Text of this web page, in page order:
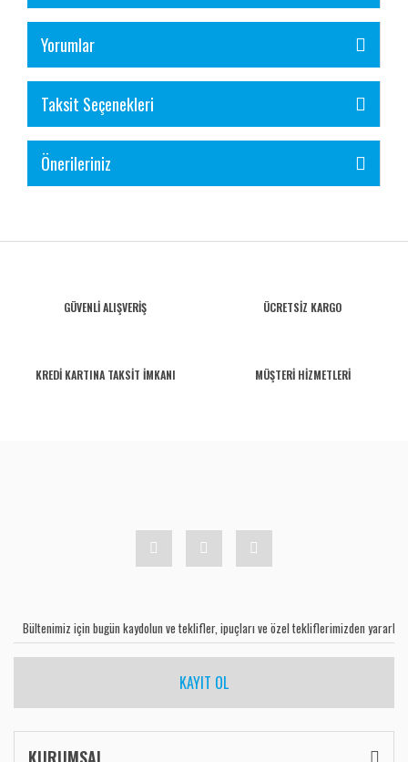
Yorumlar
Taksit Seçenekleri
Önerileriniz
GÜVENLİ ALIŞVERİŞ ÜCRETSİZ KARGO
KREDİ KARTINA TAKSİT İMKANI MÜŞTERİ HİZMETLERİ
KAYIT OL